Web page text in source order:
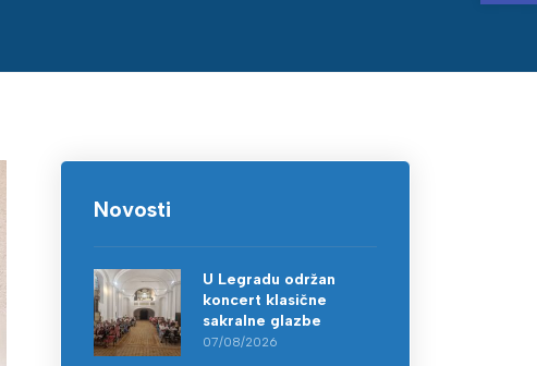
Novosti
U Legradu održan
koncert klasične
sakralne glazbe
07/08/2026